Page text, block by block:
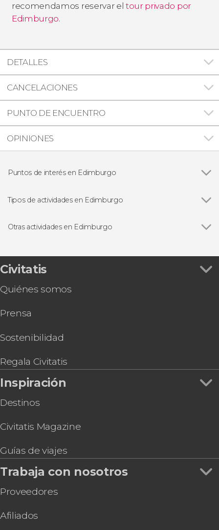
recomendamos reservar el tour privado por
Edimburgo.
DETALLES
CANCELACIONES
PUNTO DE ENCUENTRO
OPINIONES
Puntos de interés en Edimburgo
Castillo de Edimburgo
Palacio de Holyrood
Tipos de actividades en Edimburgo
Free tours en Edimburgo
Gastronomía en Edimburgo
Otras actividades en Edimburgo
Ruta de Outlander por Escocia
Free tour de los fantasmas de Edimburgo
Tour de 2 días por las Highlands y la isla de Skye
Autobús turístico de Edimburgo, Big Bus
Royal Edinburgh Ticket
Sightseeing
Civitatis
Quiénes somos
Prensa
Sostenibilidad
Regala Civitatis
Inspiración
Destinos
Civitatis Magazine
Guías de viajes
Trabaja con nosotros
Proveedores
Afiliados